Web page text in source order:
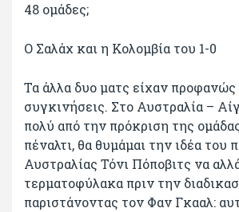
48 ομάδες;
Ο Σαλάχ και η Κολομβία του 1-0
Τα άλλα δυο ματς είχαν προφανώς
συγκινήσεις. Στο Αυστραλία –
πολύ από την πρόκριση της
πέναλτι, θα θυμάμαι την ιδέα του
Αυστραλίας Τόνι Πόποβιτς να
τερματοφύλακα πριν την
παριστάνοντας τον Φαν Γκααλ: